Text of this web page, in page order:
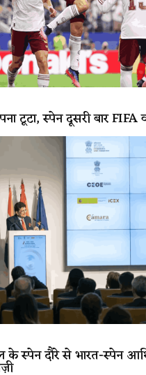
टूटा, स्पेन दूसरी बार
के स्पेन दौरे से भारत-स्पेन